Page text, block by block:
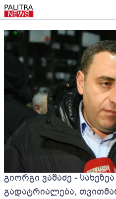
გიორგი ვაშაძე -
გადატრიალება,